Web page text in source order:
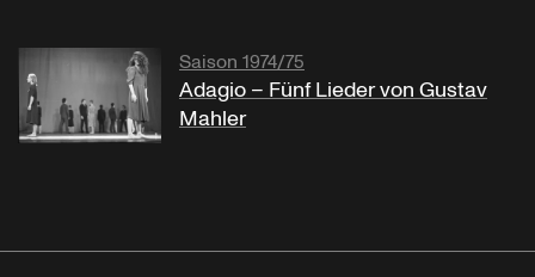
Saison 1974/75
Adagio – Fünf Lieder von Gustav
Mahler